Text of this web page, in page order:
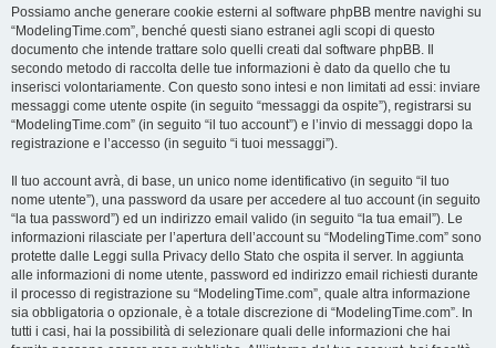
Possiamo anche generare cookie esterni al software phpBB mentre navighi su
“ModelingTime.com”, benché questi siano estranei agli scopi di questo
documento che intende trattare solo quelli creati dal software phpBB. Il
secondo metodo di raccolta delle tue informazioni è dato da quello che tu
inserisci volontariamente. Con questo sono intesi e non limitati ad essi: inviare
messaggi come utente ospite (in seguito “messaggi da ospite”), registrarsi su
“ModelingTime.com” (in seguito “il tuo account”) e l’invio di messaggi dopo la
registrazione e l’accesso (in seguito “i tuoi messaggi”).
Il tuo account avrà, di base, un unico nome identificativo (in seguito “il tuo
nome utente”), una password da usare per accedere al tuo account (in seguito
“la tua password”) ed un indirizzo email valido (in seguito “la tua email”). Le
informazioni rilasciate per l’apertura dell’account su “ModelingTime.com” sono
protette dalle Leggi sulla Privacy dello Stato che ospita il server. In aggiunta
alle informazioni di nome utente, password ed indirizzo email richiesti durante
il processo di registrazione su “ModelingTime.com”, quale altra informazione
sia obbligatoria o opzionale, è a totale discrezione di “ModelingTime.com”. In
tutti i casi, hai la possibilità di selezionare quali delle informazioni che hai